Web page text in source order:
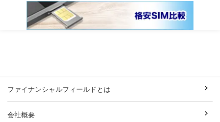
ファイナンシャルフィールドとは
会社概要